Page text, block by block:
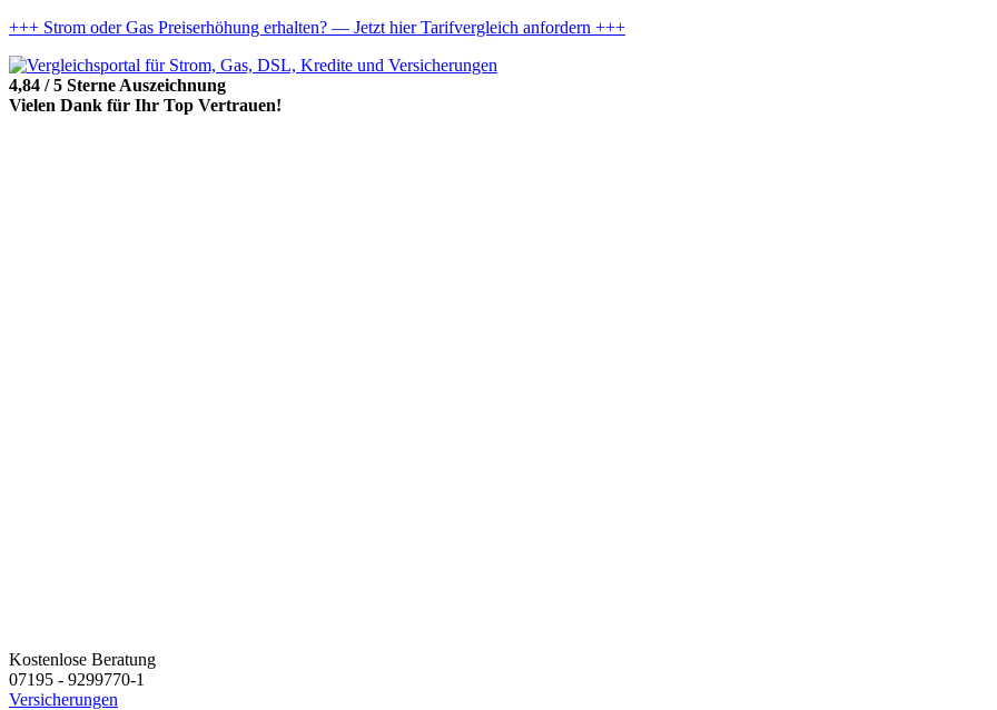
+++ Strom oder Gas Preiserhöhung erhalten? — Jetzt hier Tarifvergleich anfordern +++
4,84 / 5 Sterne Auszeichnung
Vielen Dank für Ihr Top Vertrauen!
Kostenlose Beratung
07195 - 9299770-1
Versicherungen